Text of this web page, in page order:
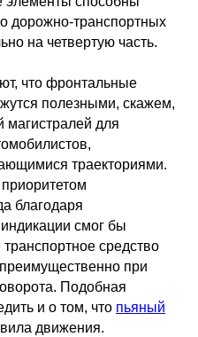
дорожно-транспортных
на четвертую часть.
что фронтальные
полезными, скажем,
магистралей для
траекториями.
благодаря
смог бы
транспортное средство
при
Подобная
и о том, что пьяный
движения.